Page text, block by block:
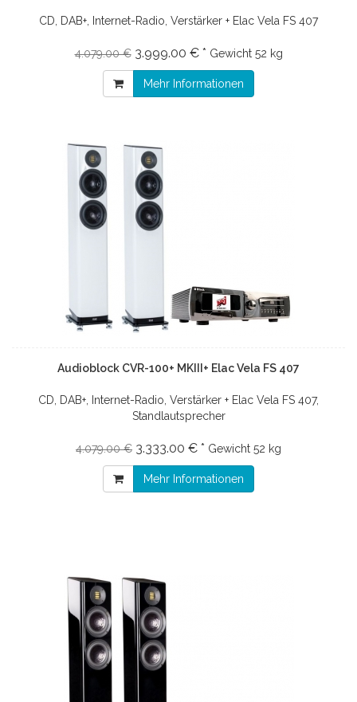
CD, DAB+, Internet-Radio, Verstärker + Elac Vela FS 407
4.079.00 € 3.999.00 € * Gewicht 52 kg
Mehr Informationen
Audioblock CVR-100+ MKIII+ Elac Vela FS 407
CD, DAB+, Internet-Radio, Verstärker + Elac Vela FS 407,
Standlautsprecher
4.079.00 € 3.333.00 € * Gewicht 52 kg
Mehr Informationen